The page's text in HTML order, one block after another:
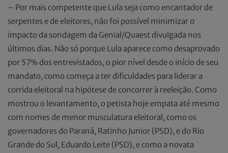
– Por mais competente que Lula seja como encantador de
serpentes e de eleitores, não foi possível minimizar o
impacto da sondagem da Genial/Quaest divulgada nos
últimos dias. Não só porque Lula aparece como desaprovado
por 57% dos entrevistados, o pior nível desde o início de seu
mandato, como começa a ter dificuldades para liderar a
corrida eleitoral na hipótese de concorrer à reeleição. Como
mostrou o levantamento, o petista hoje empata até mesmo
com nomes de menor musculatura eleitoral, como os
governadores do Paraná, Ratinho Junior (PSD), e do Rio
Grande do Sul, Eduardo Leite (PSD), e como a novata